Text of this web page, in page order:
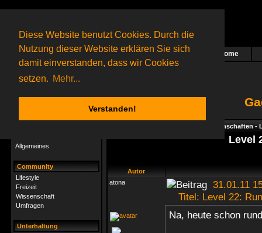
Diese Website benutzt Cookies. Durch die
Nutzung dieser Website erklären Sie sich
damit einverstanden, dass wir Cookies
setzen. Mehr...
Verstanden!
Das nächste Rätsel ist in Arbeit Home
47 Gagolganeronline(0 registrierte und 47 Gäste)
Gagolganer:
9732Rätsel online:
Allgemeines
Community
Lifestyle
Freizeit
Wissenschaft
Umfragen
Unterhaltung
Geisteswissenschaften -
Level
Autor
atona
31.01.11
Titel: Level 22:
Na, heute schon